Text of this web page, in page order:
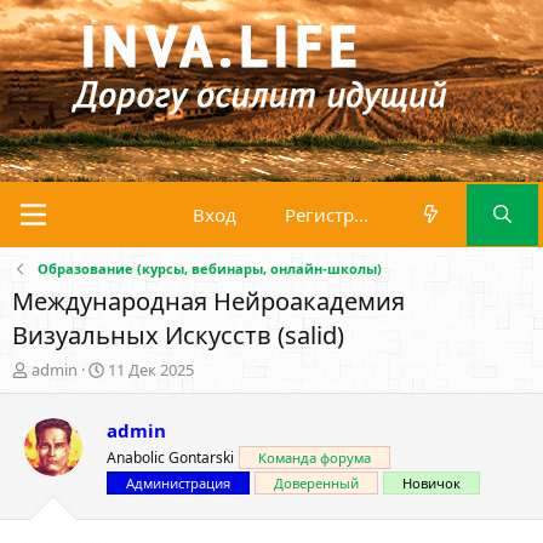
Вход Регистрация
Образование (курсы, вебинары, онлайн-школы)
Международная Нейроакадемия
Визуальных Искусств (salid)
А
в
о
р
т
м
admin
Д
а
а
н
а
ч
а
11 Дек 2025
admin
Anabolic Gontarski
Команда форума
Администрация
Доверенный Новичок